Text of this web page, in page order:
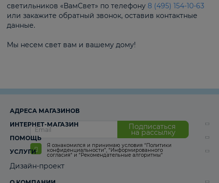
светильников «ВамСвет» по телефону 8 (495) 154-10-63
или закажите обратный звонок, оставив контактные
данные.
Мы несем свет вам и вашему дому!
Подписаться
на рассылку
Я ознакомился и принимаю условия “Политики
конфиденциальности”, “Информированного
согласия“ и “Рекомендательные алгоритмы“
АДРЕСА МАГАЗИНОВ
ИНТЕРНЕТ-МАГАЗИН
ПОМОЩЬ
УСЛУГИ
Дизайн-проект